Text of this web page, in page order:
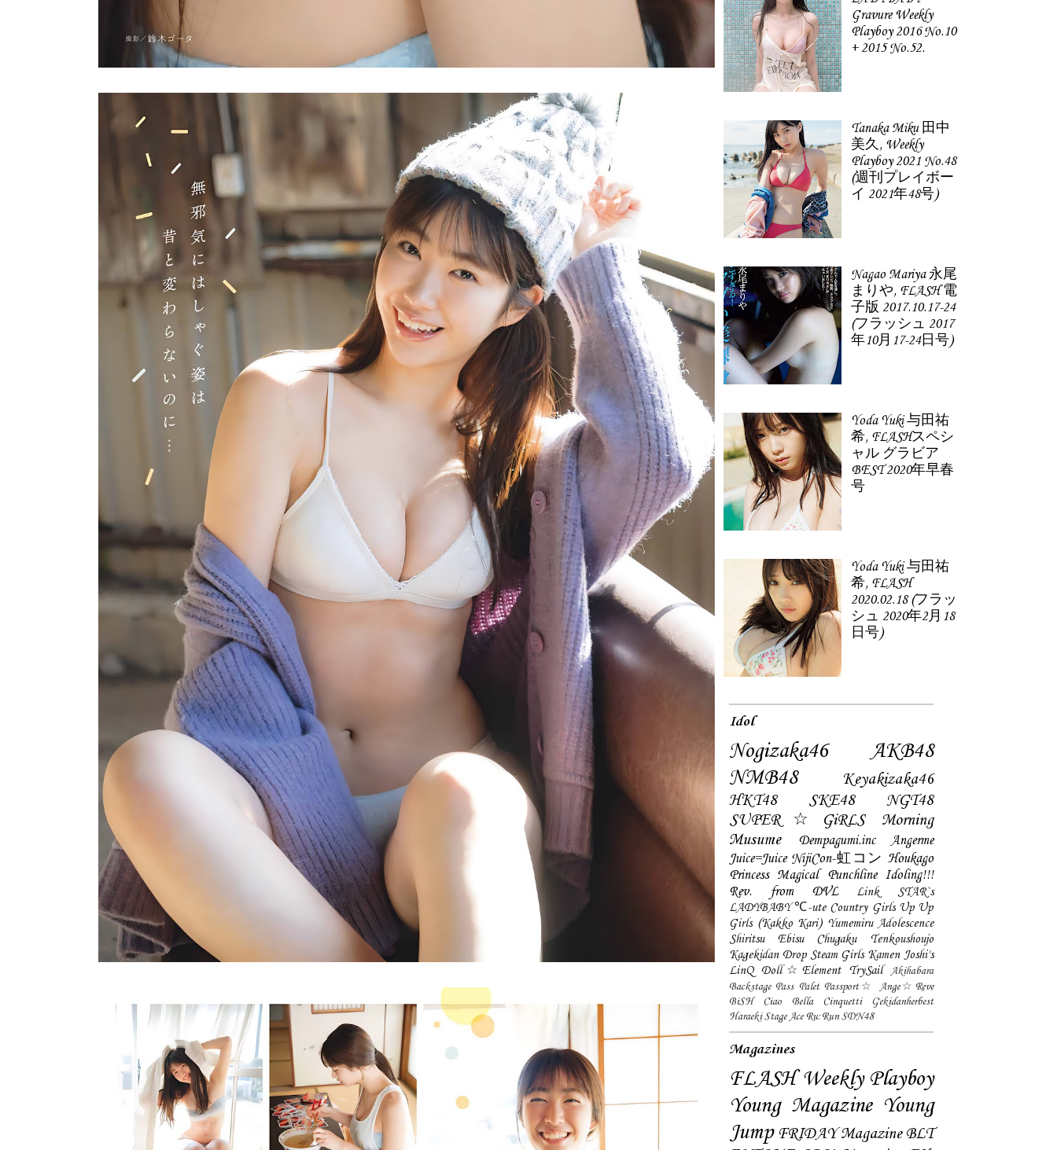
Gravure Weekly
Playboy 2016 No.10
+ 2015 No.52.
Tanaka Miku 田中
美久, Weekly
Playboy 2021 No.48
(週刊プレイボー
イ 2021年48号)
Nagao Mariya 永尾
まりや, FLASH 電
子版 2017.10.17-24
(フラッシュ 2017
年10月17-24日号)
Yoda Yuki 与田祐
希, FLASHスペシ
ャル グラビア
BEST 2020年早春
号
Yoda Yuki 与田祐
希, FLASH
2020.02.18 (フラッ
シュ 2020年2月18
日号)
Idol
Nogizaka46
AKB48
NMB48
Keyakizaka46
HKT48
SKE48
NGT48
SUPER☆GiRLS
Morning
Musume
Dempagumi.inc
Angerme
Juice=Juice NijiCon-虹コン Houkago
Princess Magical Punchline Idoling!!!
Rev. from DVL
Link STAR`s
LADYBABY ℃-ute Country Girls Up Up
Girls (Kakko Kari) Yumemiru Adolescence
Shiritsu Ebisu Chugaku
Tenkoushoujo
Kagekidan Drop Steam Girls Kamen Joshi's
LinQ Doll☆Element TrySail
Akihabara
Backstage Pass Palet Passport☆
Ange☆Reve
BiSH
Ciao Bella Cinquetti
Gekidanherbest
Haraeki Stage Ace Ru:Run SDN48
Magazines
FLASH Weekly Playboy
Young Magazine Young
Jump FRIDAY Magazine BLT